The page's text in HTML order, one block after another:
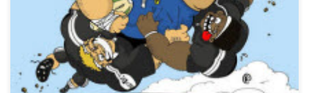
copains de Suva, Dominiko Waqaniburotu et Malakaï Radikedike
sont en force depuis le début de la saison. Eux, parmi d’autres,
permettent au CAB d’assurer leur maintien dans le Top14. « Sisa » a
signé à Brive pour encore deux saisons (1+1 […]